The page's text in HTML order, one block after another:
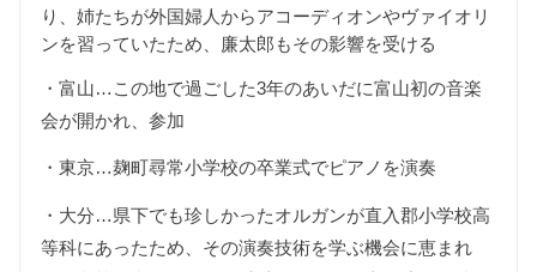
り、姉たちが外国婦人からアコーディオンやヴァイオリ
ンを習っていたため、廉太郎もその影響を受ける
・富山…この地で過ごした3年のあいだに富山初の音楽
会が開かれ、参加
・東京…麹町尋常小学校の卒業式でピアノを演奏
・大分…県下でも珍しかったオルガンが直入郡小学校高
等科にあったため、その演奏技術を学ぶ機会に恵まれ